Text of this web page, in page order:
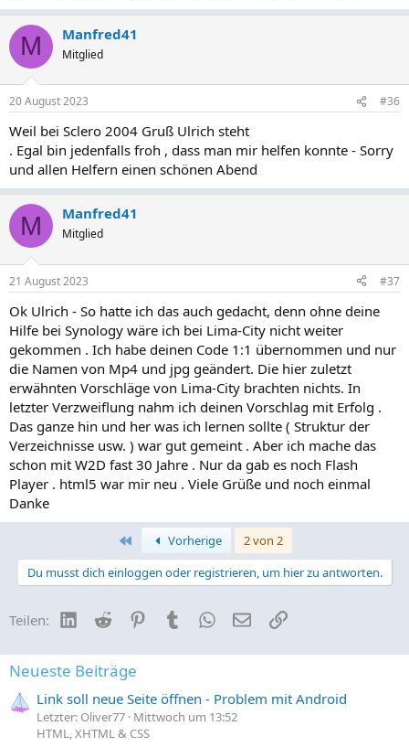
M Manfred41
Mitglied
20 August 2023 #36
Weil bei Sclero 2004 Gruß Ulrich steht
. Egal bin jedenfalls froh , dass man mir helfen konnte - Sorry
und allen Helfern einen schönen Abend
M Manfred41
Mitglied
21 August 2023 #37
Ok Ulrich - So hatte ich das auch gedacht, denn ohne deine
Hilfe bei Synology wäre ich bei Lima-City nicht weiter
gekommen . Ich habe deinen Code 1:1 übernommen und nur
die Namen von Mp4 und jpg geändert. Die hier zuletzt
erwähnten Vorschläge von Lima-City brachten nichts. In
letzter Verzweiflung nahm ich deinen Vorschlag mit Erfolg .
Das ganze hin und her was ich lernen sollte ( Struktur der
Verzeichnisse usw. ) war gut gemeint . Aber ich mache das
schon mit W2D fast 30 Jahre . Nur da gab es noch Flash
Player . html5 war mir neu . Viele Grüße und noch einmal
Danke
Erste Vorherige
2 von 2
Du musst dich einloggen oder registrieren, um hier zu antworten.
Teilen: LinkedIn
Reddit PinterestTumblrWhatsApp
E-MailLink
Neueste Beiträge
Link soll neue Seite öffnen - Problem mit Android
Letzter: Oliver77 Mittwoch um 13:52
HTML, XHTML & CSS